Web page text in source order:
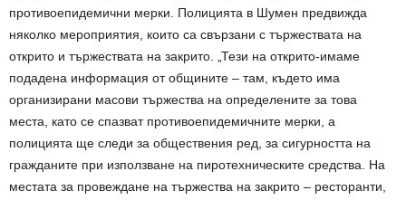
противоепидемични мерки. Полицията в Шумен предвижда
няколко мероприятия, които са свързани с тържествата на
открито и тържествата на закрито. „Тези на открито-имаме
подадена информация от общините – там, където има
организирани масови тържества на определените за това
места, като се спазват противоепидемичните мерки, а
полицията ще следи за обществения ред, за сигурността на
гражданите при използване на пиротехническите средства. На
местата за провеждане на тържества на закрито – ресторанти,